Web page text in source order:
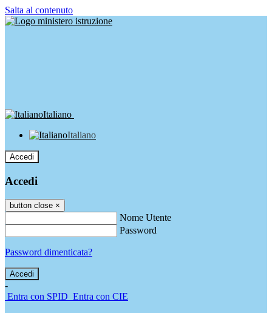
Salta al contenuto
Italiano
Italiano
Accedi
Accedi
button close ×
Nome Utente
Password
Password dimenticata?
-
Entra con SPID Entra con CIE